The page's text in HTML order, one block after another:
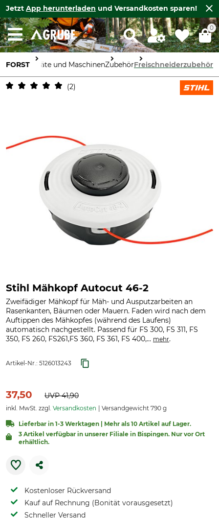
Jetzt App herunterladen und Versandkosten sparen!
0
FORSTGeräte und MaschinenZubehörFreischneiderzubehör
2
Stihl Mähkopf Autocut 46-2
Zweifädiger Mähkopf für Mäh- und Ausputzarbeiten an
Rasenkanten, Bäumen oder Mauern. Faden wird nach dem
Auftippen des Mähkopfes (während des Laufens)
automatisch nachgestellt. Passend für FS 300, FS 311, FS
350, FS 260, FS261,FS 360, FS 361, FS 400,... mehr.
Artikel-Nr.: 5126013243
37,50 UVP41,90
inkl. MwSt. zzgl. Versandkosten Versandgewicht 790 g
Lieferbar in 1-3 Werktagen | Mehr als 10 Artikel auf Lager.
3 Artikel verfügbar in unserer Filiale in Bispingen. Nur vor Ort
erhältlich.
Kostenloser Rückversand
Kauf auf Rechnung (Bonität vorausgesetzt)
Schneller Versand